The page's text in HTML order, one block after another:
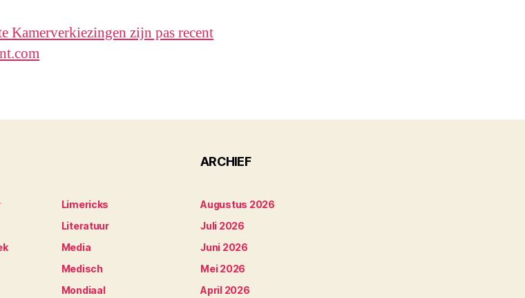
Kamerverkiezingen zijn pas recent
Limericks
Literatuur
Media
Medisch
Mondiaal
ARCHIEF
Augustus 2026
Juli 2026
Juni 2026
Mei 2026
April 2026